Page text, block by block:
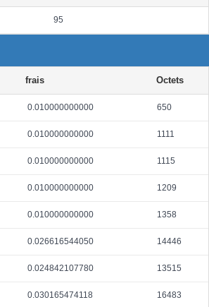
95
frais Octets
0.010000000000 650
0.010000000000 1111
0.010000000000 1115
0.010000000000 1209
0.010000000000 1358
0.026616544050 14446
0.024842107780 13515
0.030165474118 16483